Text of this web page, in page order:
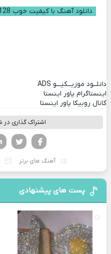
دانلود آهنگ با کیفیت خوب 128
دانلــود موزیــکیـــو ADS
اینستاگرام پاور اینستا
کانال روبیکا پاور اینستا
اشتراک گذاری
آهنگ های برتر
پست های پیشنهادی